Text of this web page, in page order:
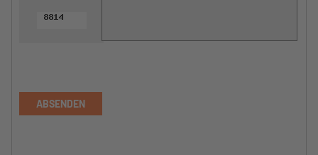
ABSENDEN